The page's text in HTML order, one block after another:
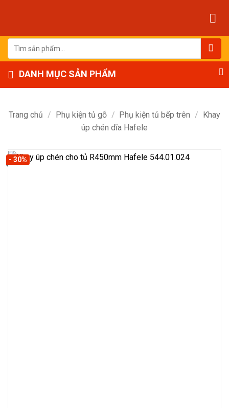
dung
Tìm
kiếm:
DANH MỤC SẢN PHẨM
Trang chủ / Phụ kiện tủ gỗ / Phụ kiện tủ bếp trên /
Khay
úp chén dĩa Hafele
- 30%